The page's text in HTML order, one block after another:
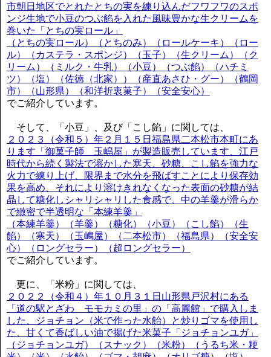
市朝日地区でとれたとちの実を練り込んだフワフワのスポ
ンジ生地で小豆のつぶ餡を入れた風味豊かな生クリームを
巻いた「とちの実ロール」
（とちの実ロール）（とちのみ）（ロールケーキ）（ロー
ル）（カステラ・スポンジ）（玉子）（生クリーム）（ク
リーム）（ミルク・牛乳）（小豆）（つぶ餡）（ハチミ
ツ）（塩）（佐徳（北家））（産直あさひ・グー）（鶴岡
市）（山形県）（和洋折衷菓子）（安全安心）
でご紹介しています。
そして、「小豆」、及び「こし餡」に関しては、
２０２３（令和５）年２月１５日福島県二本松市本町にあ
ります「御菓子師 玉嶋屋」が製造販売しています、江戸
時代から続く製法で溶かした寒天、砂糖、こし餡を強力な
火力で練り上げ、限界まで水分を飛ばすことにより保存効
果を高め、それにより溶けきれなくなった表面の砂糖が結
晶して糖化しシャリシャリした食感で、中の羊羹が滑らか
で緻密で半透明な「本練羊羹」
（本練羊羹）（羊羹）（糖化）（小豆）（こし餡）（生
餡）（寒天）（玉嶋屋）（二本松市）（福島県）（安全安
心）（ロングセラー）（超ロングセラー）
でご紹介しています。
更に、「米粉」に関しては、
２０２２（令和４）年１０月３１日山形県戸沢村にある
「道の駅とざわ モモカミの里」の「高麗館」で購入しま
した、ジョチョン（米で作った水飴）と炒りゴマを使用し
た、甘くて香ばしい油で揚げた米菓子「ジョチョンユガ」
（ジョチョンユガ）（スナック）（米粉）（うるち米・粳